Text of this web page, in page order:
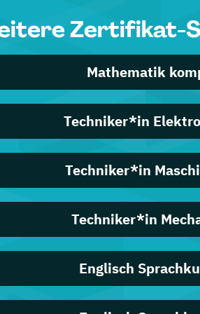
Zertifikat-
Mathematik
Techniker*in
Techniker*in
Techniker*in
Englisch